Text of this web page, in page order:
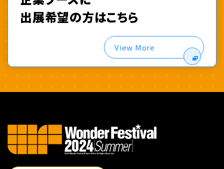
出展希望の方はこちら
View More